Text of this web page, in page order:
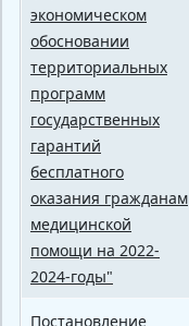
экономическом
обосновании
территориальных
программ
государственных
гарантий
бесплатного
оказания гражданам
медицинской
помощи на 2022-
2024-годы"
Постановление